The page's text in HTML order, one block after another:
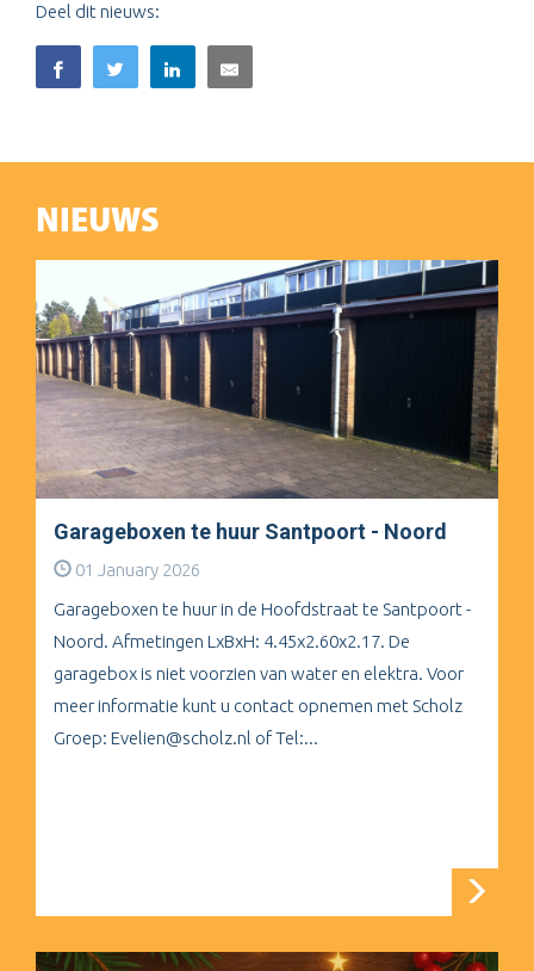
Deel dit nieuws:
NIEUWS
Garageboxen te huur Santpoort - Noord
01 January 2026
Garageboxen te huur in de Hoofdstraat te Santpoort -
Noord. Afmetingen LxBxH: 4.45x2.60x2.17. De
garagebox is niet voorzien van water en elektra. Voor
meer informatie kunt u contact opnemen met Scholz
Groep: Evelien@scholz.nl of Tel:...